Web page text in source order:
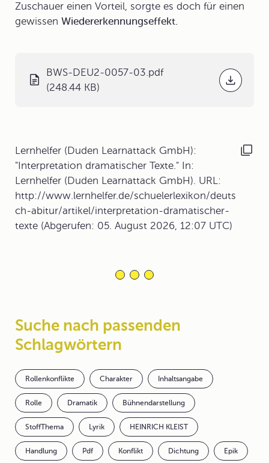
Zuschauer einen Vorteil, sorgte es doch für einen
gewissen Wiedererkennungseffekt.
BWS-DEU2-0057-03.pdf
(248.44 KB)
Lernhelfer (Duden Learnattack GmbH):
"Interpretation dramatischer Texte." In:
Lernhelfer (Duden Learnattack GmbH). URL:
http://www.lernhelfer.de/schuelerlexikon/deuts
ch-abitur/artikel/interpretation-dramatischer-
texte (Abgerufen: 05. August 2026, 12:07 UTC)
Suche nach passenden
Schlagwörtern
Rollenkonflikte Charakter Inhaltsangabe
Rolle Dramatik Bühnendarstellung
StoffThema Lyrik HEINRICH KLEIST
Handlung Pdf Konflikt Dichtung Epik